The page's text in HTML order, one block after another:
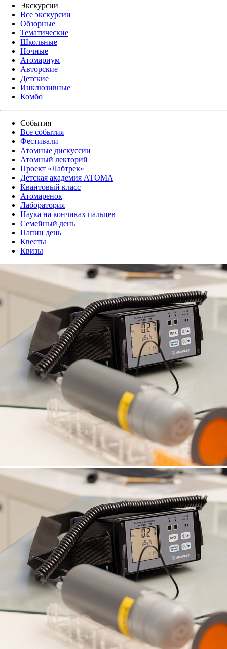
Экскурсии
Все экскурсии
Обзорные
Тематические
Школьные
Ночные
Атомариум
Авторские
Детские
Инклюзивные
Комбо
События
Все события
Фестивали
Атомные дискуссии
Атомный лекторий
Проект «Лабтрек»
Детская академия АТОМА
Квантовый класс
Атомаренок
Лаборатория
Наука на кончиках пальцев
Семейный день
Папин день
Квесты
Квизы